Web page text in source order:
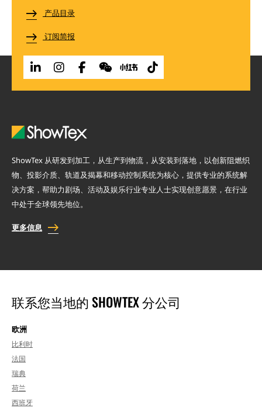
产品目录
订阅简报
ShowTex 从研发到加工，从生产到物流，从安装到落地，以创新阻燃织
物、投影介质、轨道及揭幕和移动控制系统为核心，提供专业的系统解
决方案，帮助力剧场、活动及娱乐行业专业人士实现创意愿景，在行业
中处于全球领先地位。
更多信息
联系您当地的 SHOWTEX 分公司
欧洲
比利时
法国
瑞典
荷兰
西班牙